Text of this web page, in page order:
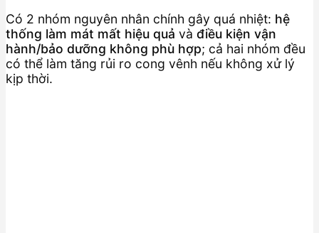
Có 2 nhóm nguyên nhân chính gây quá nhiệt: hệ
thống làm mát mất hiệu quả và điều kiện vận
hành/bảo dưỡng không phù hợp; cả hai nhóm đều
có thể làm tăng rủi ro cong vênh nếu không xử lý
kịp thời.